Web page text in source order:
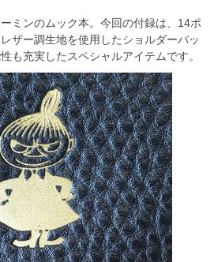
ミンのムック本。今回の付録は、14ポ
ザー調生地を使用したショルダーバッ
も充実したスペシャルアイテムです。